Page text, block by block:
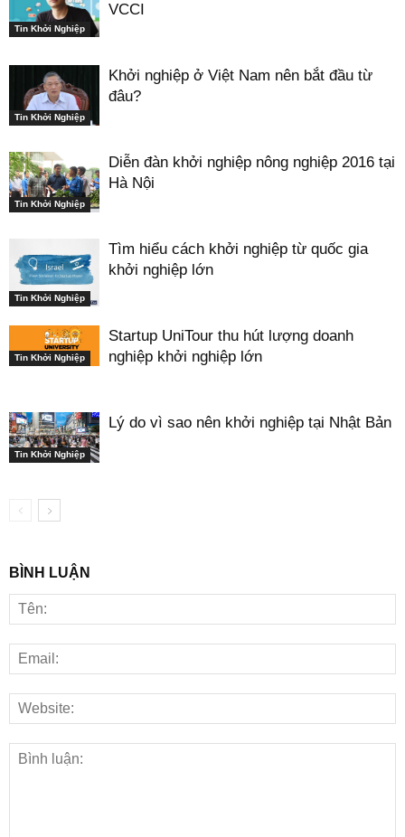
Tin Khởi Nghiệp
VCCI
Tin Khởi Nghiệp
Khởi nghiệp ở Việt Nam nên bắt đầu từ
đâu?
Tin Khởi Nghiệp
Diễn đàn khởi nghiệp nông nghiệp 2016 tại
Hà Nội
Tin Khởi Nghiệp
Tìm hiểu cách khởi nghiệp từ quốc gia
khởi nghiệp lớn
Tin Khởi Nghiệp
Startup UniTour thu hút lượng doanh
nghiệp khởi nghiệp lớn
Tin Khởi Nghiệp
Lý do vì sao nên khởi nghiệp tại Nhật Bản
BÌNH LUẬN